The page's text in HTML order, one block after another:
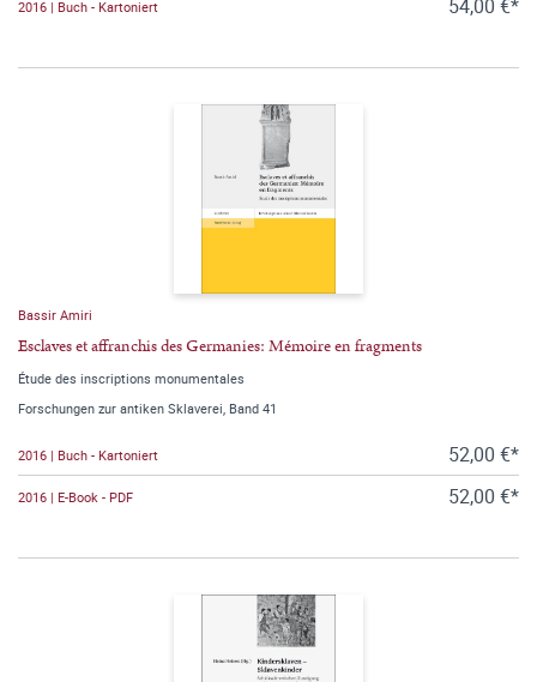
2016 | Buch - Kartoniert 54,00 €*
Bassir Amiri
Esclaves et affranchis des Germanies: Mémoire en fragments
Étude des inscriptions monumentales
Forschungen zur antiken Sklaverei, Band 41
2016 | Buch - Kartoniert 52,00 €*
2016 | E-Book - PDF 52,00 €*